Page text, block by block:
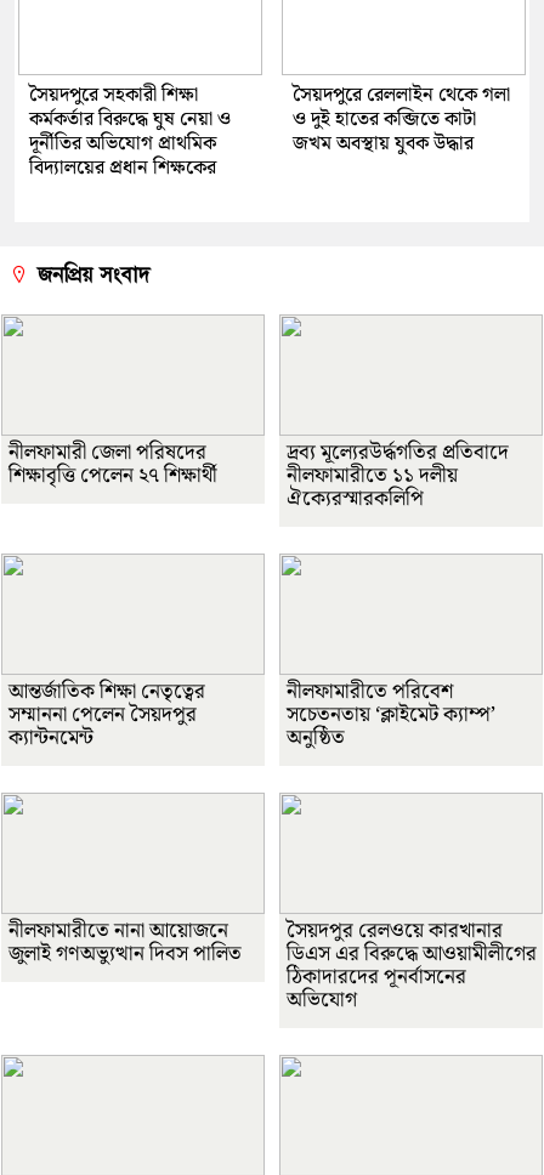
সৈয়দপুরে সহকারী শিক্ষা
কর্মকর্তার বিরুদ্ধে ঘুষ নেয়া ও
দূর্নীতির অভিযোগ প্রাথমিক
বিদ্যালয়ের প্রধান শিক্ষকের
সৈয়দপুরে রেললাইন থেকে গলা
ও দুই হাতের কব্জিতে কাটা
জখম অবস্থায় যুবক উদ্ধার
জনপ্রিয় সংবাদ
নীলফামারী জেলা পরিষদের
শিক্ষাবৃত্তি পেলেন ২৭ শিক্ষার্থী
দ্রব্য মূল্যেরউর্দ্ধগতির প্রতিবাদে
নীলফামারীতে ১১ দলীয়
ঐক্যেরস্মারকলিপি
আন্তর্জাতিক শিক্ষা নেতৃত্বের
সম্মাননা পেলেন সৈয়দপুর
ক্যান্টনমেন্ট
নীলফামারীতে পরিবেশ
সচেতনতায় ‘ক্লাইমেট ক্যাম্প’
অনুষ্ঠিত
নীলফামারীতে নানা আয়োজনে
জুলাই গণঅভ্যুত্থান দিবস পালিত
সৈয়দপুর রেলওয়ে কারখানার
ডিএস এর বিরুদ্ধে আওয়ামীলীগের
ঠিকাদারদের পূনর্বাসনের
অভিযোগ